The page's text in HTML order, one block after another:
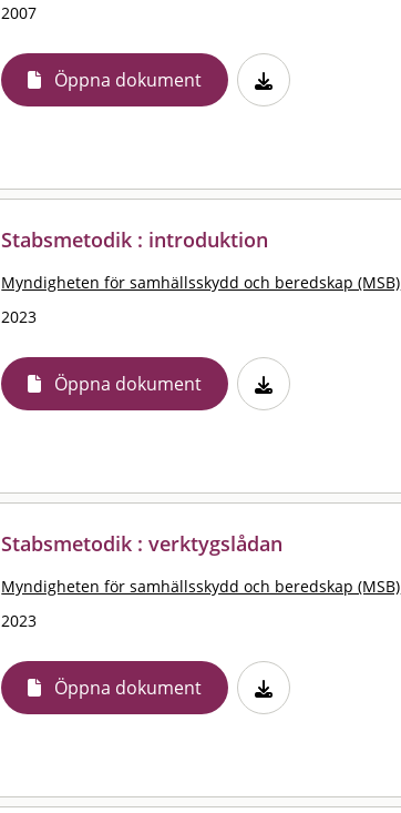
2007
Öppna dokument
Stabsmetodik : introduktion
Myndigheten för samhällsskydd och beredskap (MSB)
2023
Öppna dokument
Stabsmetodik : verktygslådan
Myndigheten för samhällsskydd och beredskap (MSB)
2023
Öppna dokument